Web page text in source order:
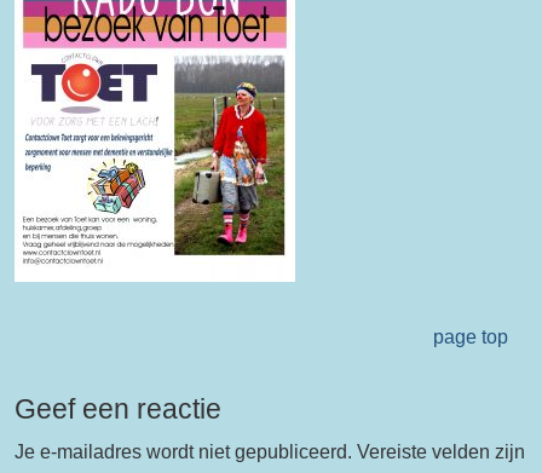
page top
Geef een reactie
Je e-mailadres wordt niet gepubliceerd. Vereiste velden zijn